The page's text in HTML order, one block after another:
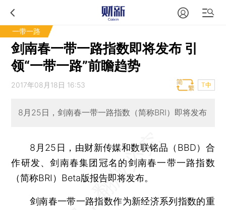
一带一路
剑南春一带一路指数即将发布 引
领“一带一路”前瞻趋势
2017年08月18日 16:53 T中
8月25日，剑南春一带一路指数（简称BRI）即将发布
8月25日，由财新传媒和数联铭品（BBD）合
作研发、剑南春集团冠名的剑南春一带一路指数
（简称BRI）Beta版报告即将发布。
剑南春一带一路指数作为新经济系列指数的重